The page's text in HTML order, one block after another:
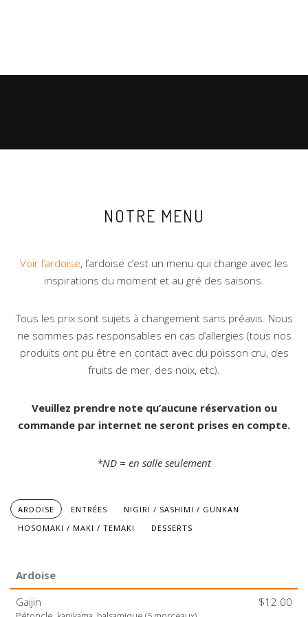
NOTRE MENU
Voir l’ardoise, l’ardoise c’est un menu qui change avec les
inspirations du moment et au gré des saisons.
Tous les prix sont sujets à changement sans préavis. Nous
ne sommes pas responsables en cas d’allergies (tous nos
produits ont pu être en contact avec du poisson cru, des
fruits de mer, des noix, etc).
Veuillez prendre note qu’aucune réservation ou
commande par internet ne seront prises en compte.
*ND = en salle seulement
ARDOISE ENTRÉES
NIGIRI / SASHIMI / GUNKAN
HOSOMAKI / MAKI / TEMAKI
DESSERTS
Ardoise
Gaijin
$12.00